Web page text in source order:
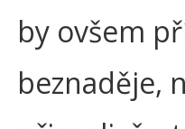
by ovšem
beznaděje,